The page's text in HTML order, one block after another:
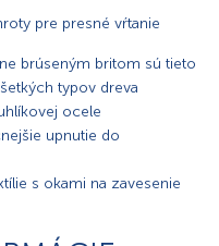
pre presné vŕtanie
brúseným britom sú tieto
typov dreva
ocele
upnutie do
s okami na zavesenie